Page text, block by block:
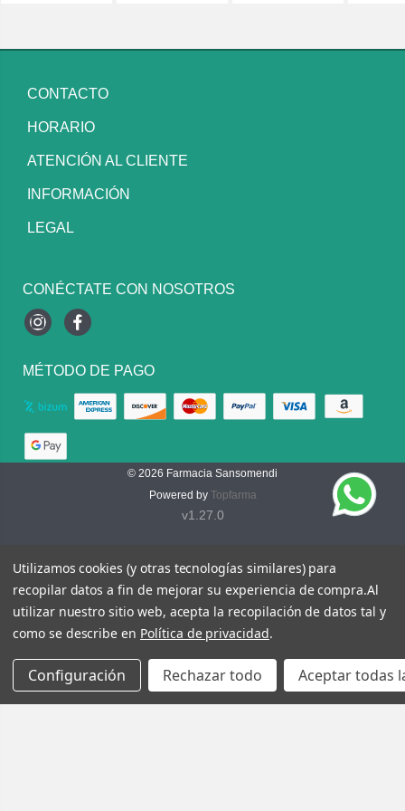
CONTACTO
HORARIO
ATENCIÓN AL CLIENTE
INFORMACIÓN
LEGAL
CONÉCTATE CON NOSOTROS
InstagramFacebook
MÉTODO DE PAGO
© 2026 Farmacia Sansomendi
Powered by Topfarma
v1.27.0
Utilizamos cookies (y otras tecnologías similares) para
recopilar datos a fin de mejorar su experiencia de compra.Al
utilizar nuestro sitio web, acepta la recopilación de datos tal y
como se describe en Política de privacidad.
Configuración Rechazar todo Aceptar todas